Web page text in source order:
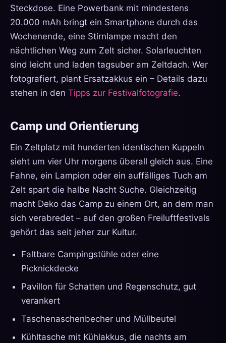
Steckdose. Eine Powerbank mit mindestens
20.000 mAh bringt ein Smartphone durch das
Wochenende, eine Stirnlampe macht den
nächtlichen Weg zum Zelt sicher. Solarleuchten
sind leicht und laden tagsuber am Zeltdach. Wer
fotografiert, plant Ersatzakkus ein – Details dazu
stehen in den Tipps zur Festivalfotografie.
Camp und Orientierung
Ein Zeltplatz mit hunderten identischen Kuppeln
sieht um vier Uhr morgens überall gleich aus. Eine
Fahne, ein Lampion oder ein auffälliges Tuch am
Zelt spart die halbe Nacht Suche. Gleichzeitig
macht Deko das Camp zu einem Ort, an dem man
sich verabredet – auf den großen Freiluftfestivals
gehört das seit jeher zur Kultur.
Faltbare Campingstühle oder eine
Picknickdecke
Pavillon für Schatten und Regenschutz, gut
verankert
Taschenaschenbecher und Müllbeutel
Kühltasche mit Kühlakkus, die nachts am